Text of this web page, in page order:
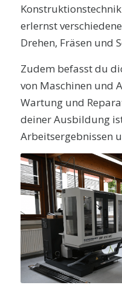
erlernst
Drehen, Fräsen und
Zudem befasst du
von Maschinen und
Wartung und
deiner Ausbildung
Arbeitsergebnissen